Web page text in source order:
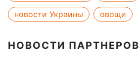
новости Украины
овощи
НОВОСТИ ПАРТНЕРОВ